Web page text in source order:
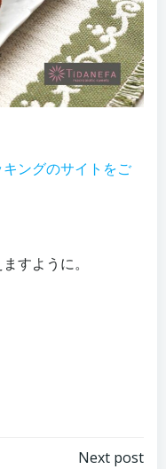
ングのサイトをご
すように。
Next post